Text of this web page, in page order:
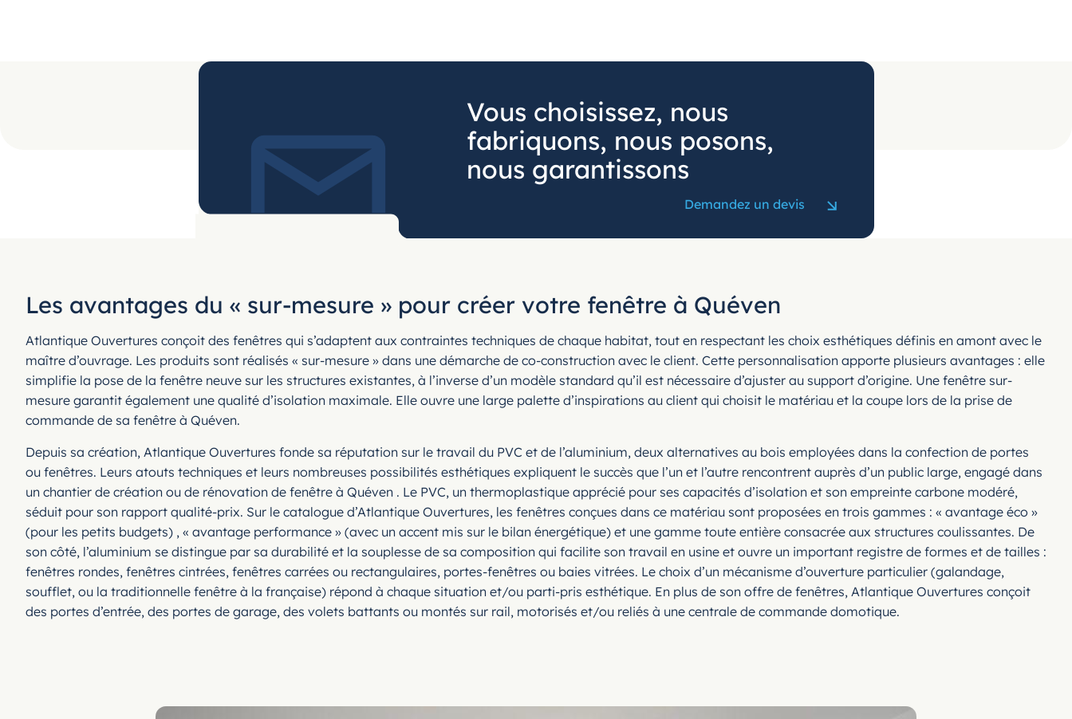
Demandez un devis
Vous choisissez, nous
fabriquons, nous posons,
nous garantissons
Les avantages du « sur-mesure » pour créer votre fenêtre à Quéven
Atlantique Ouvertures conçoit des fenêtres qui s’adaptent aux contraintes techniques de chaque habitat, tout en respectant les choix esthétiques définis en amont avec le
maître d’ouvrage. Les produits sont réalisés « sur-mesure » dans une démarche de co-construction avec le client. Cette personnalisation apporte plusieurs avantages : elle
simplifie la pose de la fenêtre neuve sur les structures existantes, à l’inverse d’un modèle standard qu’il est nécessaire d’ajuster au support d’origine. Une fenêtre sur-
mesure garantit également une qualité d’isolation maximale. Elle ouvre une large palette d’inspirations au client qui choisit le matériau et la coupe lors de la prise de
commande de sa fenêtre à Quéven.
Depuis sa création, Atlantique Ouvertures fonde sa réputation sur le travail du PVC et de l’aluminium, deux alternatives au bois employées dans la confection de portes
ou fenêtres. Leurs atouts techniques et leurs nombreuses possibilités esthétiques expliquent le succès que l’un et l’autre rencontrent auprès d’un public large, engagé dans
un chantier de création ou de rénovation de fenêtre à Quéven . Le PVC, un thermoplastique apprécié pour ses capacités d’isolation et son empreinte carbone modéré,
séduit pour son rapport qualité-prix. Sur le catalogue d’Atlantique Ouvertures, les fenêtres conçues dans ce matériau sont proposées en trois gammes : « avantage éco »
(pour les petits budgets) , « avantage performance » (avec un accent mis sur le bilan énergétique) et une gamme toute entière consacrée aux structures coulissantes. De
son côté, l’aluminium se distingue par sa durabilité et la souplesse de sa composition qui facilite son travail en usine et ouvre un important registre de formes et de tailles :
fenêtres rondes, fenêtres cintrées, fenêtres carrées ou rectangulaires, portes-fenêtres ou baies vitrées. Le choix d’un mécanisme d’ouverture particulier (galandage,
soufflet, ou la traditionnelle fenêtre à la française) répond à chaque situation et/ou parti-pris esthétique. En plus de son offre de fenêtres, Atlantique Ouvertures conçoit
des portes d’entrée, des portes de garage, des volets battants ou montés sur rail, motorisés et/ou reliés à une centrale de commande domotique.